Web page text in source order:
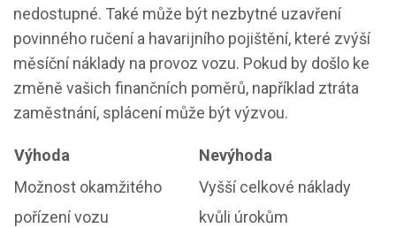
nedostupné. Také může být nezbytné uzavření
povinného ručení a havarijního pojištění, které zvýší
měsíční náklady na provoz vozu. Pokud by došlo ke
změně vašich finančních poměrů, například ztráta
zaměstnání, splácení může být výzvou.
Výhoda
Nevýhoda
Možnost okamžitého
pořízení vozu
Vyšší celkové náklady
kvůli úrokům